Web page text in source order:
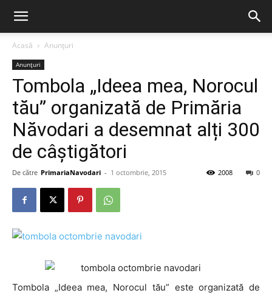
Acasă Anunțuri
Anunțuri
Tombola „Ideea mea, Norocul
tău” organizată de Primăria
Năvodari a desemnat alți 300
de câștigători
De către PrimariaNavodari - 1 octombrie, 2015 0
2008
Tombola „Ideea mea, Norocul tău” este organizată de